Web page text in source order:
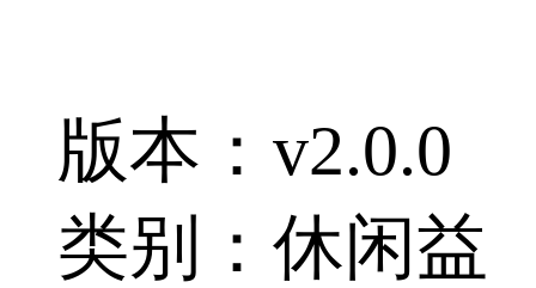
版本：v2.0.0
类别：休闲益